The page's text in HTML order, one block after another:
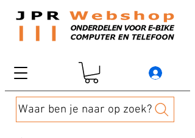
Waar ben je naar op zoek?